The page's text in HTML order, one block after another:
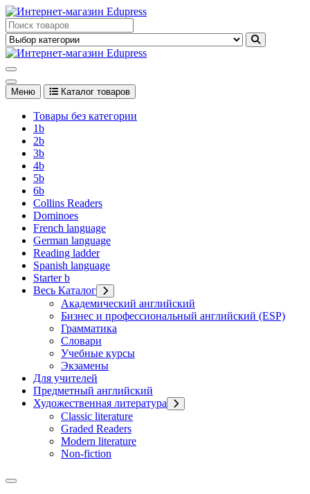
Перейти
к
содержимому
Edupress Uzbekistan, Edupress Узбекистан, книги, учебники на
английском языке
английском языке
Меню Каталог товаров
Товары без категории
1b
2b
3b
4b
5b
6b
Collins Readers
Dominoes
French language
German language
Reading ladder
Spanish language
Starter b
Весь Каталог
Академический английский
Бизнес и профессиональный английский (ESP)
Грамматика
Словари
Учебные курсы
Экзамены
Для учителей
Предметный английский
Художественная литература
Classic literature
Graded Readers
Modern literature
Non-fiction